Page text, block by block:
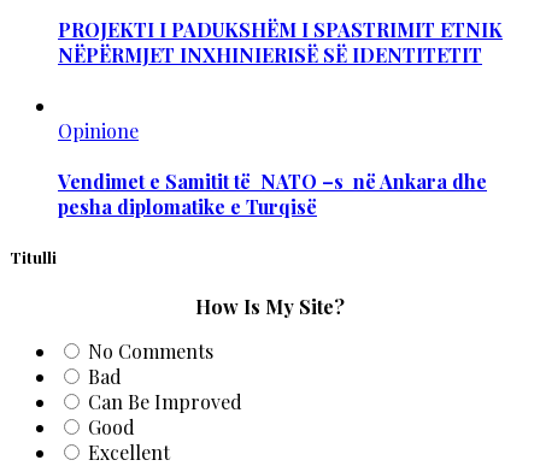
PROJEKTI I PADUKSHËM I SPASTRIMIT ETNIK
NËPËRMJET INXHINIERISË SË IDENTITETIT
Opinione
Vendimet e Samitit të NATO –s në Ankara dhe
pesha diplomatike e Turqisë
Titulli
How Is My Site?
No Comments
Bad
Can Be Improved
Good
Excellent